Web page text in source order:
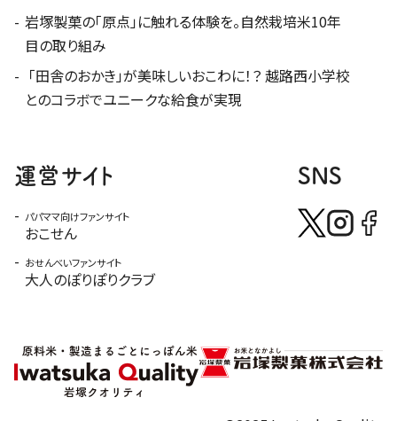
岩塚製菓の「原点」に触れる体験を。自然栽培米10年
目の取り組み
「田舎のおかき」が美味しいおこわに！？ 越路西小学校
とのコラボでユニークな給食が実現
運営サイト
パパママ向けファンサイト
おこせん
おせんべいファンサイト
大人のぽりぽりクラブ
SNS